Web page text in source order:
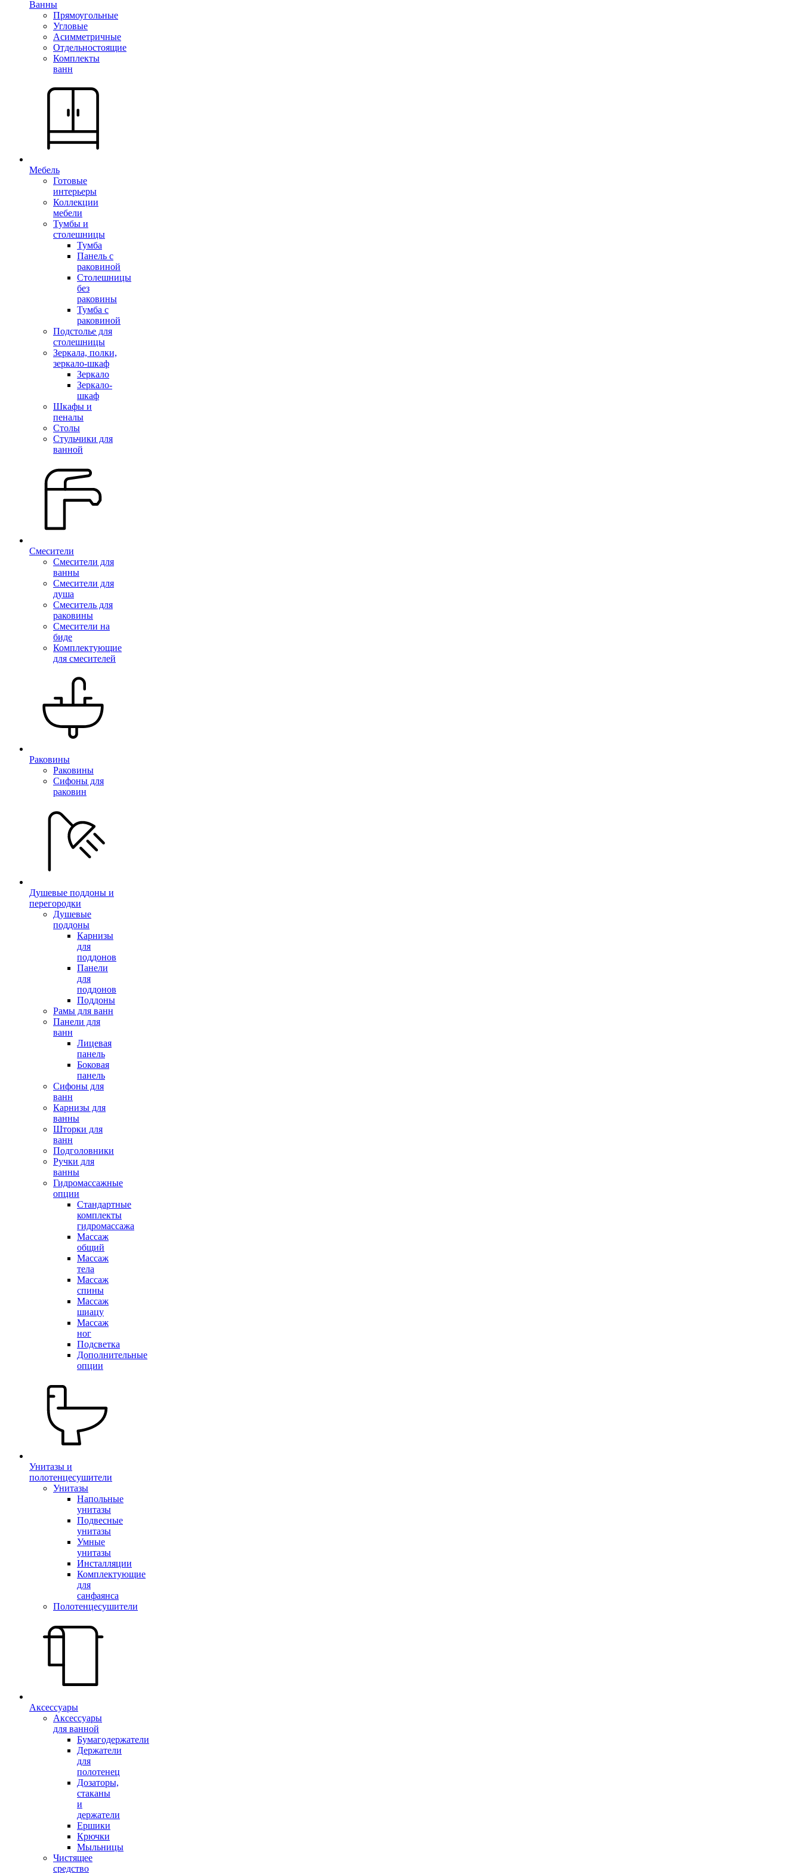
Ванны
Прямоугольные
Угловые
Асимметричные
Отдельностоящие
Комплекты
ванн
Мебель
Готовые
интерьеры
Коллекции
мебели
Тумбы и
столешницы
Тумба
Панель с
раковиной
Столешницы
без
раковины
Тумба с
раковиной
Подстолье для
столешницы
Зеркала, полки,
зеркало-шкаф
Зеркало
Зеркало-
шкаф
Шкафы и
пеналы
Столы
Стульчики для
ванной
Смесители
Смесители для
ванны
Смесители для
душа
Смеситель для
раковины
Смесители на
биде
Комплектующие
для смесителей
Раковины
Раковины
Сифоны для
раковин
Душевые поддоны и
перегородки
Душевые
поддоны
Карнизы
для
поддонов
Панели
для
поддонов
Поддоны
Рамы для ванн
Панели для
ванн
Лицевая
панель
Боковая
панель
Сифоны для
ванн
Карнизы для
ванны
Шторки для
ванн
Подголовники
Ручки для
ванны
Гидромассажные
опции
Стандартные
комплекты
гидромассажа
Массаж
общий
Массаж
тела
Массаж
спины
Массаж
шиацу
Массаж
ног
Подсветка
Дополнительные
опции
Унитазы и
полотенцесушители
Унитазы
Напольные
унитазы
Подвесные
унитазы
Умные
унитазы
Инсталляции
Комплектующие
для
санфаянса
Полотенцесушители
Аксессуары
Аксессуары
для ванной
Бумагодержатели
Держатели
для
полотенец
Дозаторы,
стаканы
и
держатели
Ершики
Крючки
Мыльницы
Чистящее
средство